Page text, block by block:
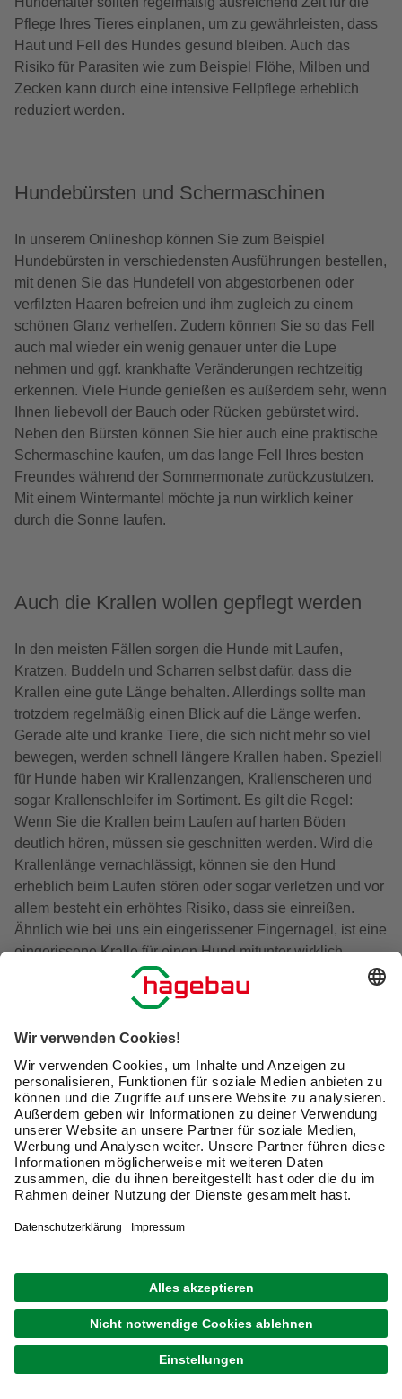
Pflege Ihres Tieres einplanen, um zu gewährleisten, dass
Haut und Fell des Hundes gesund bleiben. Auch das
Risiko für Parasiten wie zum Beispiel Flöhe, Milben und
Zecken kann durch eine intensive Fellpflege erheblich
reduziert werden.
Hundebürsten und Schermaschinen
In unserem Onlineshop können Sie zum Beispiel
Hundebürsten in verschiedensten Ausführungen bestellen,
mit denen Sie das Hundefell von abgestorbenen oder
verfilzten Haaren befreien und ihm zugleich zu einem
schönen Glanz verhelfen. Zudem können Sie so das Fell
auch mal wieder ein wenig genauer unter die Lupe
nehmen und ggf. krankhafte Veränderungen rechtzeitig
erkennen. Viele Hunde genießen es außerdem sehr, wenn
Ihnen liebevoll der Bauch oder Rücken gebürstet wird.
Neben den Bürsten können Sie hier auch eine praktische
Schermaschine kaufen, um das lange Fell Ihres besten
Freundes während der Sommermonate zurückzustutzen.
Mit einem Wintermantel möchte ja nun wirklich keiner
durch die Sonne laufen.
Auch die Krallen wollen gepflegt werden
In den meisten Fällen sorgen die Hunde mit Laufen,
Kratzen, Buddeln und Scharren selbst dafür, dass die
Krallen eine gute Länge behalten. Allerdings sollte man
trotzdem regelmäßig einen Blick auf die Länge werfen.
Gerade alte und kranke Tiere, die sich nicht mehr so viel
bewegen, werden schnell längere Krallen haben. Speziell
für Hunde haben wir Krallenzangen, Krallenscheren und
sogar Krallenschleifer im Sortiment. Es gilt die Regel:
Wenn Sie die Krallen beim Laufen auf harten Böden
deutlich hören, müssen sie geschnitten werden. Wird die
Krallenlänge vernachlässigt, können sie den Hund
erheblich beim Laufen stören oder sogar verletzen und vor
allem besteht ein erhöhtes Risiko, dass sie einreißen.
Ähnlich wie bei uns ein eingerissener Fingernagel, ist eine
eingerissene Kralle für einen Hund mitunter wirklich
Hochwertige Artikel zur Hundepflege ganz
bequem online bestellen
Sie möchten Hundepflegeartikel wie zum Beispiel
Shampoos, eine Schermaschine oder eine Hundebürste
kaufen, ohne lange Anfahrten zum Zoofachhandel in Kauf
nehmen zu müssen? Dann bestellen Sie alles, was Sie
Newsletter: Zusammen
machen wir Dein Zuhause zu
einem schöneren Ort.